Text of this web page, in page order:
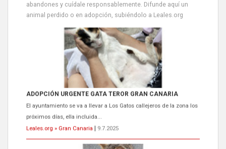
abandones y cuídale responsablemente. Difunde aquí un
animal perdido o en adopción, subiéndolo a Leales.org
ADOPCIÓN URGENTE GATA TEROR GRAN CANARIA
El ayuntamiento se va a llevar a Los Gatos callejeros de la zona los
próximos días, ella incluida...
Leales.org » Gran Canaria | 9.7.2025